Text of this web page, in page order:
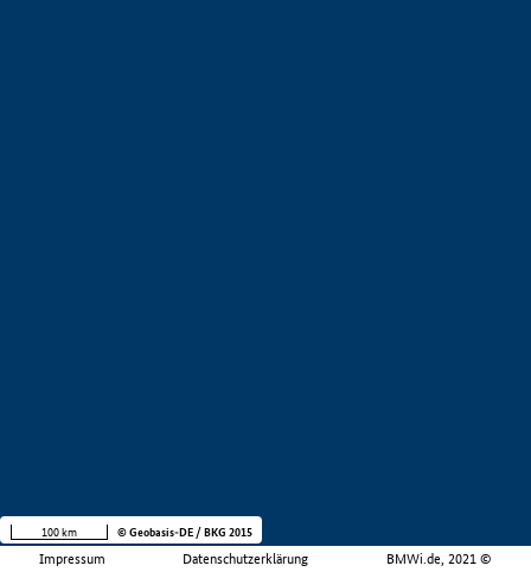
Impressum Datenschutzerklärung BMWi.de, 2021 ©
100 km © Geobasis-DE / BKG 2015